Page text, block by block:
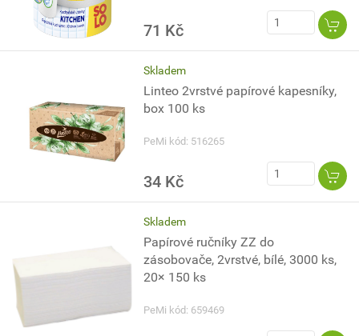
71 Kč
Skladem
Linteo 2vrstvé papírové kapesníky,
box 100 ks
PeMi kód: 516265
34 Kč
Skladem
Papírové ručníky ZZ do
zásobovače, 2vrstvé, bílé, 3000 ks,
20× 150 ks
PeMi kód: 659469